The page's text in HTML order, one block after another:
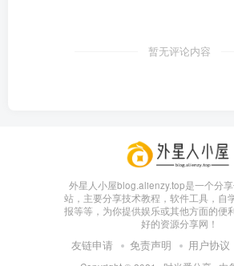
暂无评论内容
外星人小屋blog.alienzy.top是一个分
站，主要分享技术教程，软件工具，自
报等等，为你提供娱乐或其他方面的便
好的资源分享网！
友链申请 免责声明 用户协议